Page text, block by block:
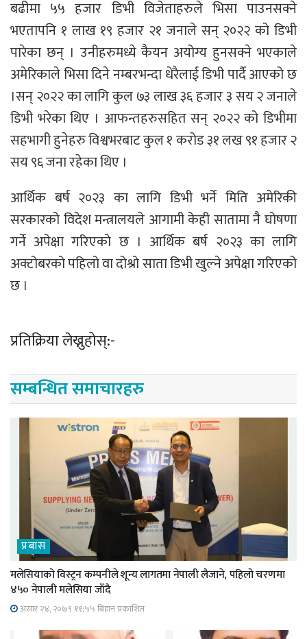
बढीमा ५५ हजार डिभी विजेताहरुले भिसा पाउनसक्ने
भएतापनि १ लाख १९ हजार २१ जनाले सन् २०२२ को डिभी
पारेका छन् । उनीहरुमध्ये कैयन अयोग्य हुनसक्ने भएकाले
अमेरिकाले भिसा दिने नम्बरभन्दा धेरैलाई डिभी पार्दै आएको छ
।सन् २०२२ का लागि कुल ७३ लाख ३६ हजार ३ सय २ जनाले
डिभी भरेका थिए । आफन्तहरुसहित सन् २०२२ को डिभीमा
सहभागी हुनेहरु विश्वभरबाट कुल १ करोड ३१ लख ९१ हजार २
सय ९६ जना रहेका थिए ।
आर्थिक बर्ष २०२३ का लागि डिभी भर्ने मिति अमेरिकी
सरकारको विदेश मन्त्रालयले आगामी केही सातामा नै घोषणा
गर्ने अपेक्षा गरिएको छ । आर्थिक बर्ष २०२३ का लागि
अक्टोबरको पहिलो वा दोश्रो साता डिभी खुल्ने अपेक्षा गरिएको
छ ।
प्रतिक्रिया लेख्नुहोस्:-
सम्बन्धित समाचारहरु
प्रबास
मलेसियाको विस्ट्रन कम्पनीले शून्य लागतमा नेपाली लैजाने, पहिलो चरणमा
४५० नेपाली मलेसिया जाँदै
असार २४, २०७९ ११;५५ बिहान प्रकाशित